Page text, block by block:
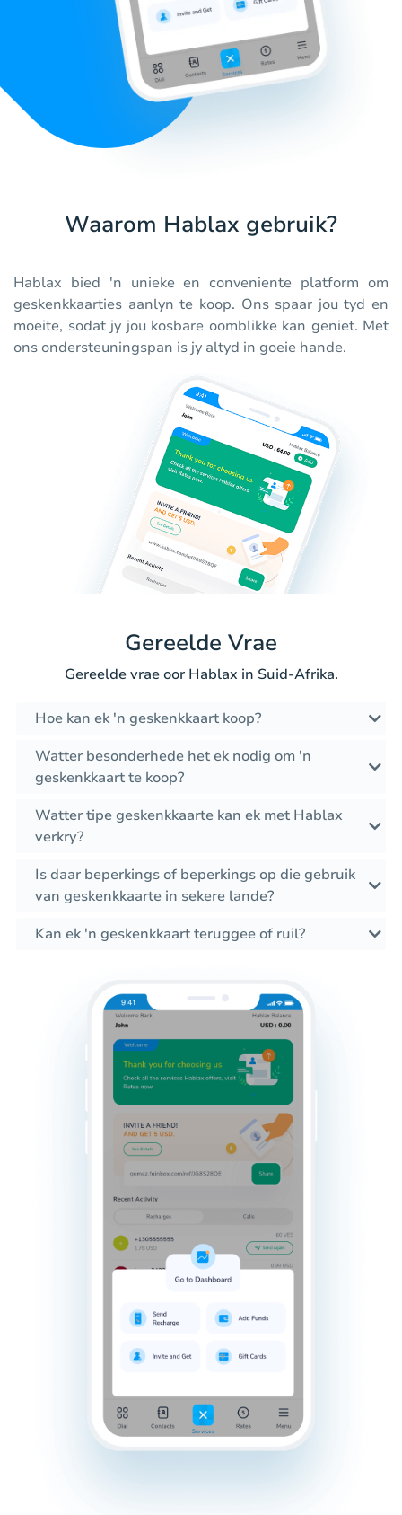
Waarom Hablax gebruik?
Hablax bied 'n unieke en conveniente platform om
geskenkkaarties aanlyn te koop. Ons spaar jou tyd en
moeite, sodat jy jou kosbare oomblikke kan geniet. Met
ons ondersteuningspan is jy altyd in goeie hande.
Gereelde Vrae
Gereelde vrae oor Hablax in Suid-Afrika.
Hoe kan ek 'n geskenkkaart koop?
Watter besonderhede het ek nodig om 'n
geskenkkaart te koop?
Watter tipe geskenkkaarte kan ek met Hablax
verkry?
Is daar beperkings of beperkings op die gebruik
van geskenkkaarte in sekere lande?
Kan ek 'n geskenkkaart teruggee of ruil?